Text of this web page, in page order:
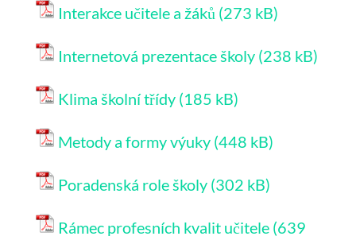
Interakce učitele a žáků
Internetová prezentace školy
Klima školní třídy
Metody a formy výuky
Poradenská role školy
Rámec profesních kvalit učitele